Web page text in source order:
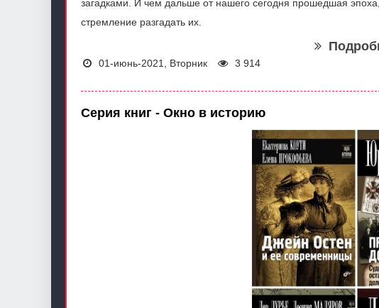
загадками. И чем дальше от нашего сегодня прошедшая
стремление разгадать их.
01-июнь-2021, Вторник 3 914
Серия книг - Окно в историю